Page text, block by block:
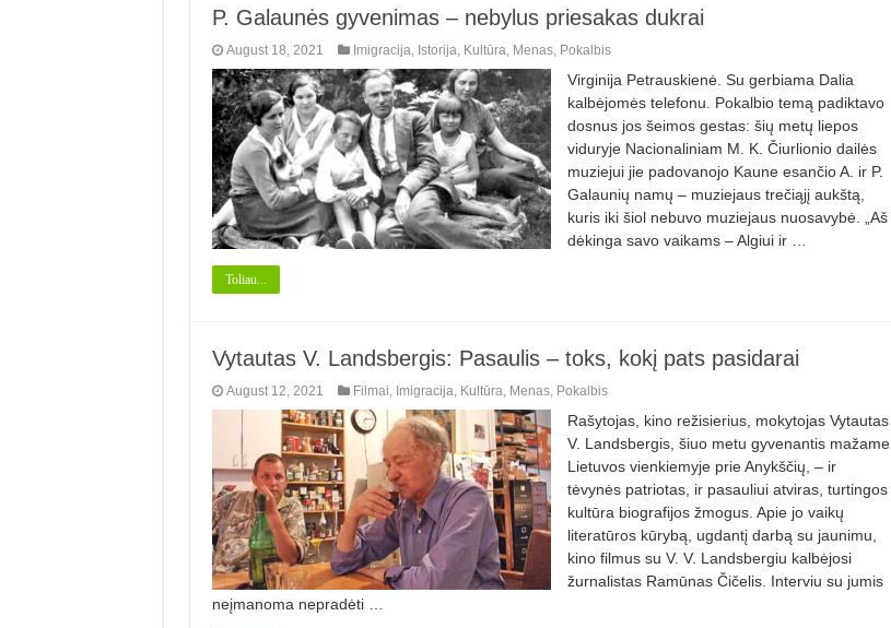
P. Galaunės gyvenimas – nebylus priesakas dukrai
August 18, 2021 Imigracija Istorija Kultūra Menas, Pokalbis
Virginija Petrauskienė. Su gerbiama Dalia
kalbėjomės telefonu. Pokalbio temą padiktavo
dosnus jos šeimos gestas: šių metų liepos
viduryje Nacionaliniam M. K. Čiurlionio dailės
muziejui jie padovanojo Kaune esančio A. ir P.
Galaunių namų – muziejaus trečiąjį aukštą,
kuris iki šiol nebuvo muziejaus nuosavybė. „Aš
dėkinga savo vaikams – Algiui ir …
Toliau...
Vytautas V. Landsbergis: Pasaulis – toks, kokį pats pasidarai
August 12, 2021 Filmai Imigracija Kultūra Menas, Pokalbis
Rašytojas, kino režisierius, mokytojas Vytautas
V. Landsbergis, šiuo me­tu gyvenantis mažame
Lietuvos vienkie­myje prie Anykščių, – ir
tėvynės patrio­tas, ir pasauliui atviras, turtingos
kul­tūra biografijos žmogus. Apie jo vai­kų
literatūros kūrybą, ugdantį dar­bą su jaunimu,
kino filmus su V. V. Landsbergiu kalbėjosi
žurnalistas Ramūnas Čičelis. Interviu su jumis
neįmanoma nepradėti …